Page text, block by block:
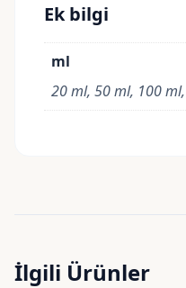
Ek bilgi
ml
20 ml, 50 ml, 100
İlgili Ürünler